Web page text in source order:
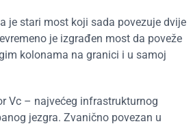
je stari most koji sada povezuje dvije
je izgrađen most da poveže
kolonama na granici i u samoj
Vc – najvećeg infrastrukturnog
jezgra. Zvanično povezan u